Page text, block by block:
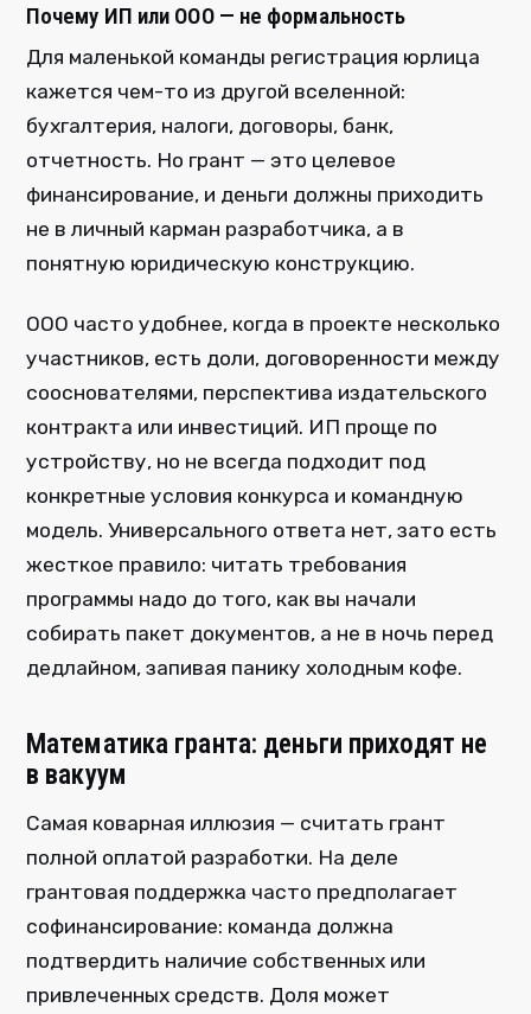
Почему ИП или ООО — не формальность
Для маленькой команды регистрация юрлица
кажется чем-то из другой вселенной:
бухгалтерия, налоги, договоры, банк,
отчетность. Но грант — это целевое
финансирование, и деньги должны приходить
не в личный карман разработчика, а в
понятную юридическую конструкцию.
ООО часто удобнее, когда в проекте несколько
участников, есть доли, договоренности между
сооснователями, перспектива издательского
контракта или инвестиций. ИП проще по
устройству, но не всегда подходит под
конкретные условия конкурса и командную
модель. Универсального ответа нет, зато есть
жесткое правило: читать требования
программы надо до того, как вы начали
собирать пакет документов, а не в ночь перед
дедлайном, запивая панику холодным кофе.
Математика гранта: деньги приходят не
в вакуум
Самая коварная иллюзия — считать грант
полной оплатой разработки. На деле
грантовая поддержка часто предполагает
софинансирование: команда должна
подтвердить наличие собственных или
привлеченных средств. Доля может